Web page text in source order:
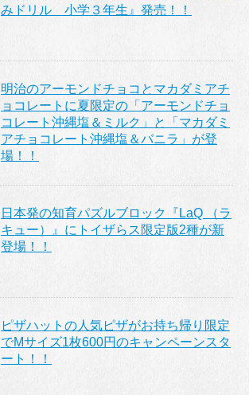
みドリル 小学３年生』発売！！
明治のアーモンドチョコとマカダミアチ
ョコレートに夏限定の「アーモンドチョ
コレート沖縄塩＆ミルク」と「マカダミ
アチョコレート沖縄塩＆バニラ」が登
場！！
日本発の知育パズルブロック『LaQ （ラ
キュー）』にトイザらス限定版2種が新
登場！！
ピザハットの人気ピザがお持ち帰り限定
でMサイズ1枚600円のキャンペーンスタ
ート！！